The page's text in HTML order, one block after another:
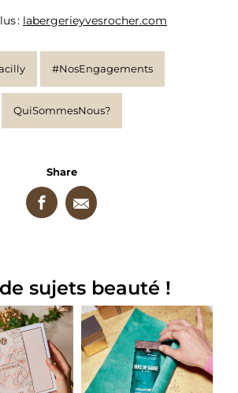
: labergerieyvesrocher.com
#NosEngagements
QuiSommesNous?
Share
sujets beauté !